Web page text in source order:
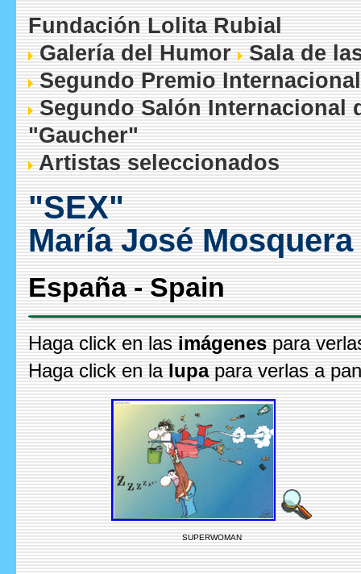
Fundación Lolita Rubial
Galería del Humor
Sala de
Segundo Premio
Segundo Salón Internacional
"Gaucher"
Artistas seleccionados
"SEX"
María José
España - Spain
Haga click en las imágenes para
Haga click en la lupapara verlas a
SUPERWOMAN